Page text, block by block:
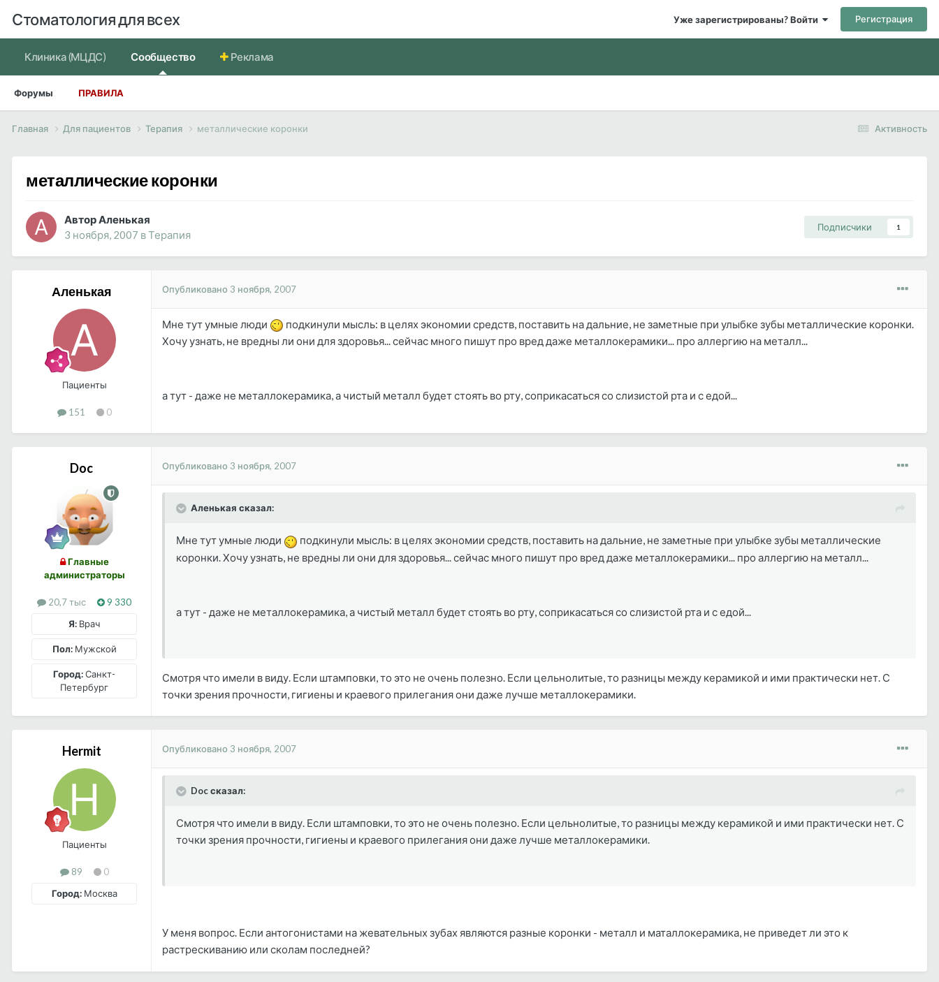
Стоматология для всех Уже зарегистрированы? Войти Регистрация
Клиника (МЦДС) Сообщество
Форумы ПРАВИЛА
Реклама
Активность
Главная Для пациентов Терапия металлические коронки
металлические коронки
Автор Аленькая
3 ноября, 2007 вТерапия
Подписчики 1
Аленькая
Пациенты
151 0
Опубликовано 3 ноября, 2007
Мне тут умные люди
подкинули мысль: в целях экономии средств, поставить на дальние, не заметные при улыбке зубы металлические коронки.
Хочу узнать, не вредны ли они для здоровья... сейчас много пишут про вред даже металлокерамики... про аллергию на металл...
а тут - даже не металлокерамика, а чистый металл будет стоять во рту, соприкасаться со слизистой рта и с едой...
Doc
Главные
администраторы
20,7 тыс
9 330
Я: Врач
Пол:Мужской
Город:Санкт-
Петербург
Опубликовано 3 ноября, 2007
Аленькая сказал:
Мне тут умные люди
подкинули мысль: в целях экономии средств, поставить на дальние, не заметные при улыбке зубы металлические
коронки. Хочу узнать, не вредны ли они для здоровья... сейчас много пишут про вред даже металлокерамики... про аллергию на металл...
а тут - даже не металлокерамика, а чистый металл будет стоять во рту, соприкасаться со слизистой рта и с едой...
Смотря что имели в виду. Если штамповки, то это не очень полезно. Если цельнолитые, то разницы между керамикой и ими практически нет. С
точки зрения прочности, гигиены и краевого прилегания они даже лучше металлокерамики.
Hermit
Пациенты
89
0
Город:Москва
Опубликовано 3 ноября, 2007
Doc сказал:
Смотря что имели в виду. Если штамповки, то это не очень полезно. Если цельнолитые, то разницы между керамикой и ими практически нет. С
точки зрения прочности, гигиены и краевого прилегания они даже лучше металлокерамики.
У меня вопрос. Если антогонистами на жевательных зубах являются разные коронки - металл и маталлокерамика, не приведет ли это к
растрескиванию или сколам последней?